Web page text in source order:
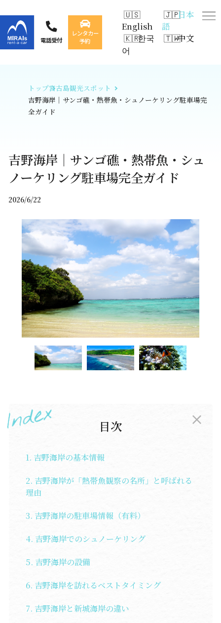
電話受付
レンタカー
予約
English
日本
語
한국
어
中文
トップ宮古島観光スポット
吉野海岸｜サンゴ礁・熱帯魚・シュノーケリング駐車場完
全ガイド
吉野海岸｜サンゴ礁・熱帯魚・シュ
ノーケリング駐車場完全ガイド
2026/6/22
吉野海岸の基本情報
吉野海岸が「熱帯魚観察の名所」と呼ばれる
理由
吉野海岸の駐車場情報（有料）
吉野海岸でのシュノーケリング
吉野海岸の設備
吉野海岸を訪れるベストタイミング
吉野海岸と新城海岸の違い